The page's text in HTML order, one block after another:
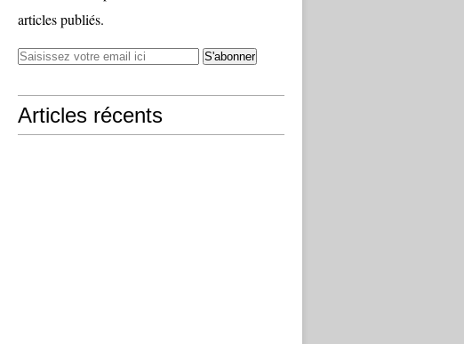
articles publiés.
Articles récents